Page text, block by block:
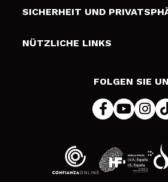
Geschenkkarten
Liefer- und Versandkosten
Zahlung
SICHERHEIT UND
Bedingungen und
NÜTZLICHE LINKS
FOLGEN SIE